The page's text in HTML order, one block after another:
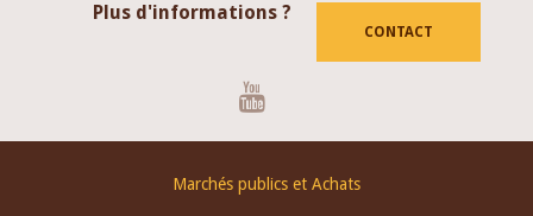
Plus d'informations ?
CONTACT
Marchés publics et Achats